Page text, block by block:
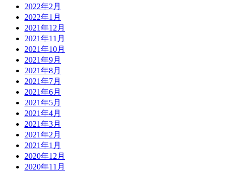
2022年2月
2022年1月
2021年12月
2021年11月
2021年10月
2021年9月
2021年8月
2021年7月
2021年6月
2021年5月
2021年4月
2021年3月
2021年2月
2021年1月
2020年12月
2020年11月